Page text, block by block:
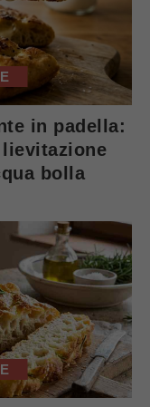
in padella:
bolla